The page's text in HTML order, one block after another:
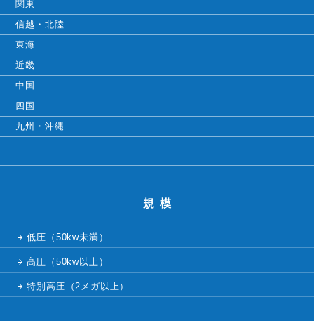
関東
信越・北陸
東海
近畿
中国
四国
九州・沖縄
規模
低圧（50kw未満）
高圧（50kw以上）
特別高圧（2メガ以上）